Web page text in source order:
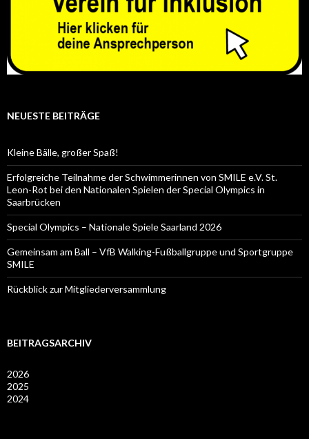
NEUESTE BEITRÄGE
Kleine Bälle, großer Spaß!
Erfolgreiche Teilnahme der Schwimmerinnen von SMILE e.V. St.
Leon-Rot bei den Nationalen Spielen der Special Olympics in
Saarbrücken
Special Olympics – Nationale Spiele Saarland 2026
Gemeinsam am Ball – VfB Walking-Fußballgruppe und Sportgruppe
SMILE
Rückblick zur Mitgliederversammlung
BEITRAGSARCHIV
2026
2025
2024